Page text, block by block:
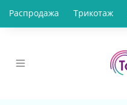
Распродажа Трикотаж